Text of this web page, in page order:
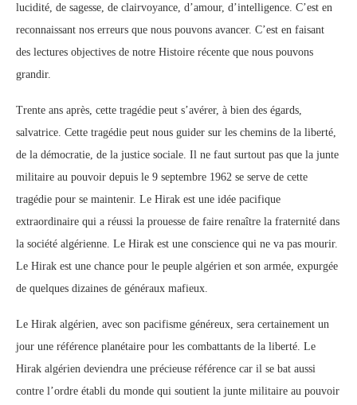
lucidité, de sagesse, de clairvoyance, d’amour, d’intelligence. C’est en
reconnaissant nos erreurs que nous pouvons avancer. C’est en faisant
des lectures objectives de notre Histoire récente que nous pouvons
grandir.
Trente ans après, cette tragédie peut s’avérer, à bien des égards,
salvatrice. Cette tragédie peut nous guider sur les chemins de la liberté,
de la démocratie, de la justice sociale. Il ne faut surtout pas que la junte
militaire au pouvoir depuis le 9 septembre 1962 se serve de cette
tragédie pour se maintenir. Le Hirak est une idée pacifique
extraordinaire qui a réussi la prouesse de faire renaître la fraternité dans
la société algérienne. Le Hirak est une conscience qui ne va pas mourir.
Le Hirak est une chance pour le peuple algérien et son armée, expurgée
de quelques dizaines de généraux mafieux.
Le Hirak algérien, avec son pacifisme généreux, sera certainement un
jour une référence planétaire pour les combattants de la liberté. Le
Hirak algérien deviendra une précieuse référence car il se bat aussi
contre l’ordre établi du monde qui soutient la junte militaire au pouvoir